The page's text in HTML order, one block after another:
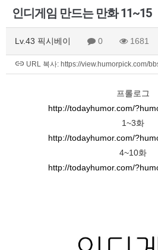
인디게임 만드는 만화 11~15
Lv.43 픽시베이 0 1681
URL 복사: https://view.humorpick.com/
프롤로그
http://todayhumor.com/
1~3화
http://todayhumor.com/
4~10화
http://todayhumor.com/